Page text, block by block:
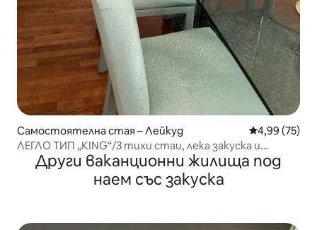
Самостоятелна стая – Лейкуд Средна
4,99 (75)
ЛЕГЛО ТИП „KING“/3 тихи стаи, лека закуска и
УСАМОТЕНО МЯСТО
Други ваканционни жилища под
наем със закуска